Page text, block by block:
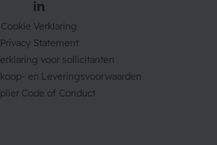
Cookie Verklaring
Privacy Statement
voor sollicitanten
en Leveringsvoorwaarden
Code of Conduct